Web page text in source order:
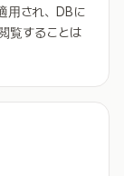
用され、DBに
覧することは